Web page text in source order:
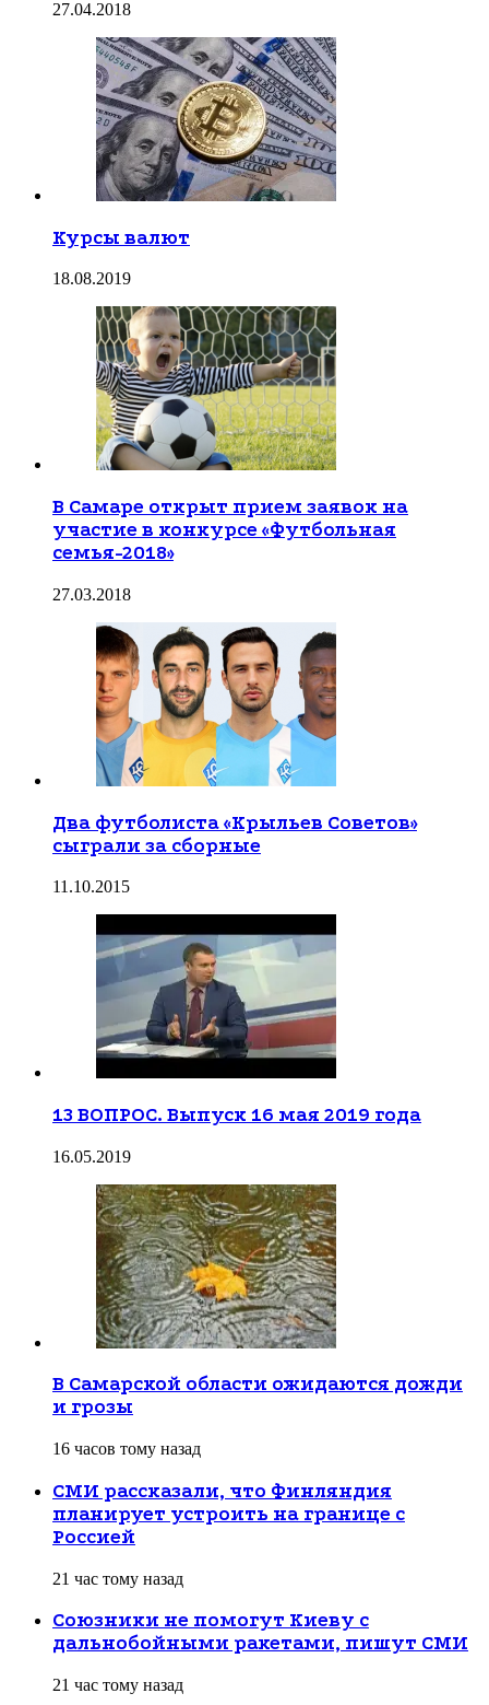
27.04.2018
Курсы валют
18.08.2019
В Самаре открыт прием заявок на
участие в конкурсе «Футбольная
семья-2018»
27.03.2018
Два футболиста «Крыльев Советов»
сыграли за сборные
11.10.2015
13 ВОПРОС. Выпуск 16 мая 2019 года
16.05.2019
В Самарской области ожидаются дожди
и грозы
16 часов тому назад
СМИ рассказали, что Финляндия
планирует устроить на границе с
Россией
21 час тому назад
Союзники не помогут Киеву с
дальнобойными ракетами, пишут СМИ
21 час тому назад